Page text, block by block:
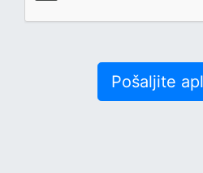
Pošaljite